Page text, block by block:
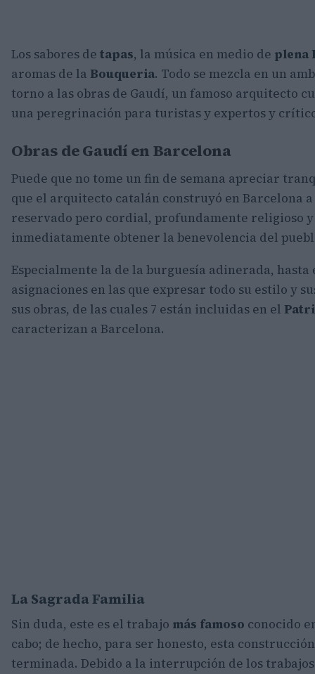
Los sabores de tapas, la música en medio de plena
aromas de la Bouqueria. Todo se mezcla en un
torno a las obras de Gaudí, un famoso arquitecto
una peregrinación para turistas y expertos y
Obras de Gaudí en Barcelona
Puede que no tome un fin de semana apreciar
que el arquitecto catalán construyó en Barcelona
reservado pero cordial, profundamente religioso
inmediatamente obtener la benevolencia del
Especialmente la de la burguesía adinerada,
asignaciones en las que expresar todo su estilo y
sus obras, de las cuales 7 están incluidas en el
caracterizan a Barcelona.
La Sagrada Familia
Sin duda, este es el trabajo más famoso conocido
cabo; de hecho, para ser honesto, esta
terminada. Debido a la interrupción de los